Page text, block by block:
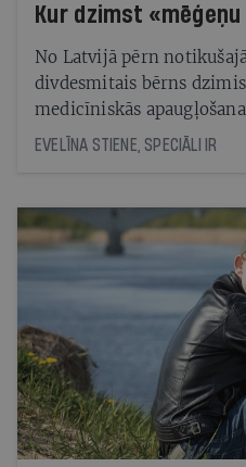
Kur dzimst
No Latvijā pērn
divdesmitais bērns
medicīniskās
EVELĪNA STIENE, SPECIĀLI IR